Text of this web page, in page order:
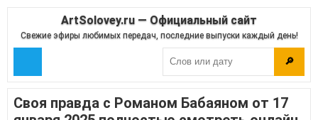
ArtSolovey.ru — Официальный сайт
Свежие эфиры любимых передач, последние выпуски каждый день!
🔎
Своя правда с Романом Бабаяном от 17